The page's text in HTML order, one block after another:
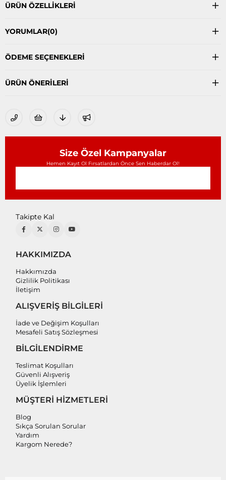
ÜRÜN ÖZELLIKLERI
YORUMLAR(0)
ÖDEME SEÇENEKLERI
ÜRÜN ÖNERILERI
Size Özel Kampanyalar
Hemen Kayıt Ol Fırsatlardan Önce Sen Haberdar Ol!
Takipte Kal
HAKKIMIZDA
Hakkımızda
Gizlilik Politikası
İletişim
ALIŞVERİŞ BİLGİLERİ
İade ve Değişim Koşulları
Mesafeli Satış Sözleşmesi
BİLGİLENDİRME
Teslimat Koşulları
Güvenli Alışveriş
Üyelik İşlemleri
MÜŞTERİ HİZMETLERİ
Blog
Sıkça Sorulan Sorular
Yardım
Kargom Nerede?